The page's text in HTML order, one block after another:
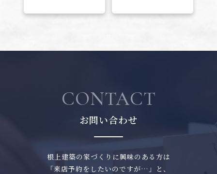
CONTACT
お問い合わせ
根上建築の家づくりに興味のある方は
「来店予約をしたいのですが…」と、